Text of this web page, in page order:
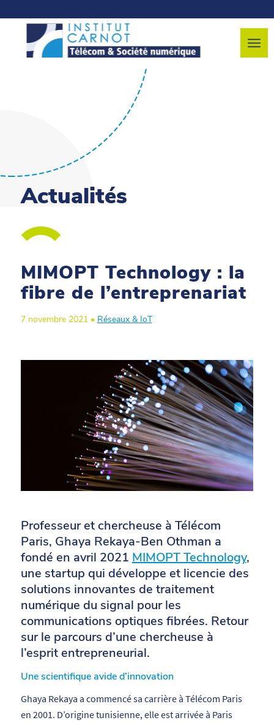
Actualités
MIMOPT Technology : la
fibre de l’entreprenariat
7 novembre 2021 • Réseaux & IoT
Professeur et chercheuse à Télécom
Paris, Ghaya Rekaya-Ben Othman a
fondé en avril 2021 MIMOPT Technology,
une startup qui développe et licencie des
solutions innovantes de traitement
numérique du signal pour les
communications optiques fibrées. Retour
sur le parcours d’une chercheuse à
l’esprit entrepreneurial.
Une scientifique avide d’innovation
Ghaya Rekaya a commencé sa carrière à Télécom Paris
en 2001. D’origine tunisienne, elle est arrivée à Paris